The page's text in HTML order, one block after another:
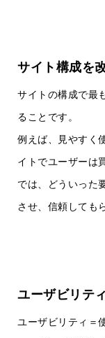
サイト構成を
サイトの構成で最
ることです。
例えば、見やすく
イトでユーザーは
では、どういった
させ、信頼しても
ユーザビリテ
ユーザビリティ＝